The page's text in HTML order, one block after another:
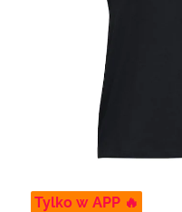
Tylko w APP 🔥